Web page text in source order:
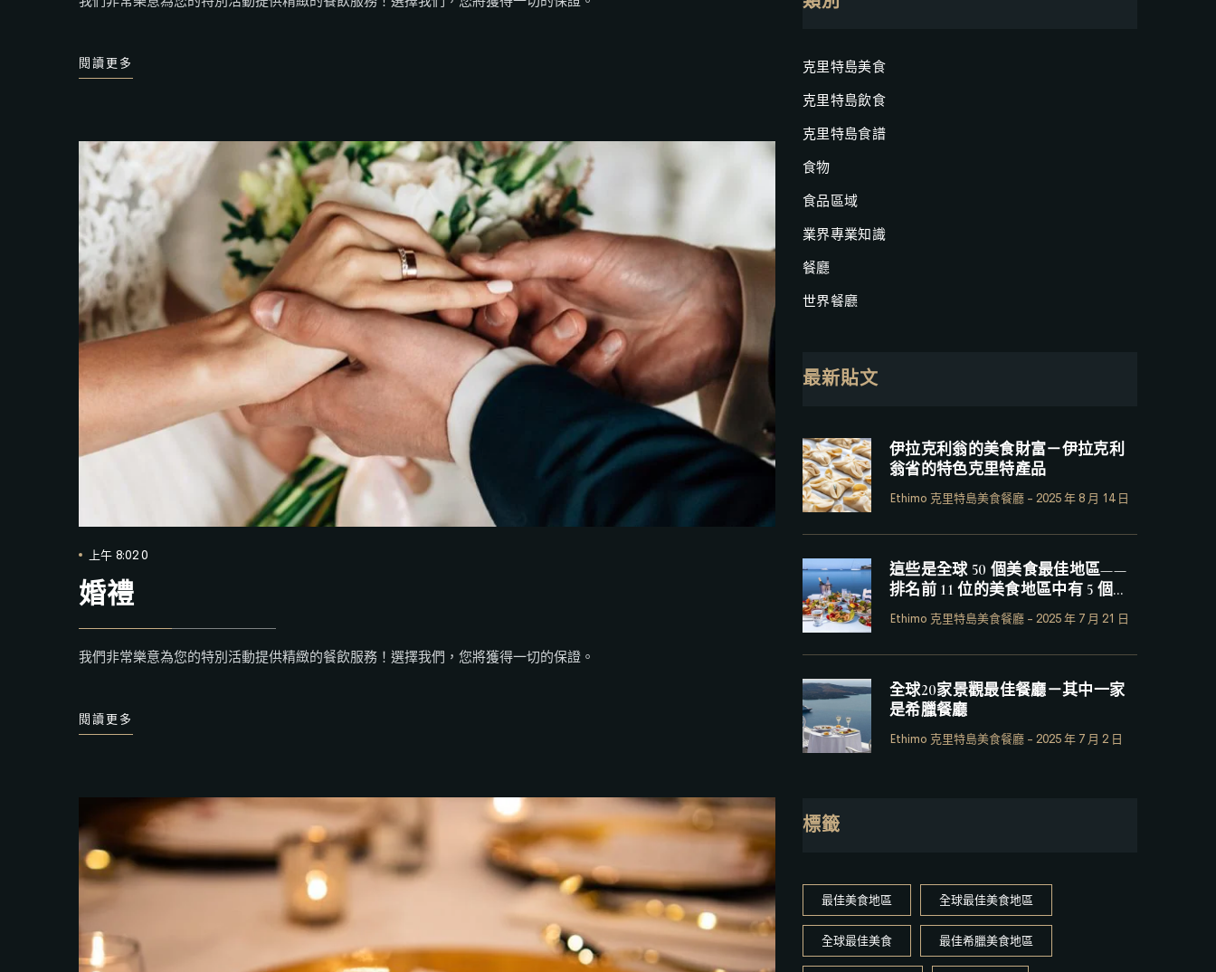
閱讀更多
上午 8:02 0
婚禮
我們非常樂意為您的特別活動提供精緻的餐飲服務！選擇我們，您將獲得一切的保證。
閱讀更多
克里特島美食
克里特島飲食
克里特島食譜
食物
食品區域
業界專業知識
餐廳
世界餐廳
最新貼文
伊拉克利翁的美食財富－伊拉克利
翁省的特色克里特產品
Ethimo 克里特島美食餐廳 - 2025 年 8 月 14 日
這些是全球 50 個美食最佳地區——
排名前 11 位的美食地區中有 5 個是
希臘
Ethimo 克里特島美食餐廳 - 2025 年 7 月 21 日
全球20家景觀最佳餐廳－其中一家
是希臘餐廳
Ethimo 克里特島美食餐廳 - 2025 年 7 月 2 日
標籤
最佳美食地區 全球最佳美食地區
全球最佳美食 最佳希臘美食地區